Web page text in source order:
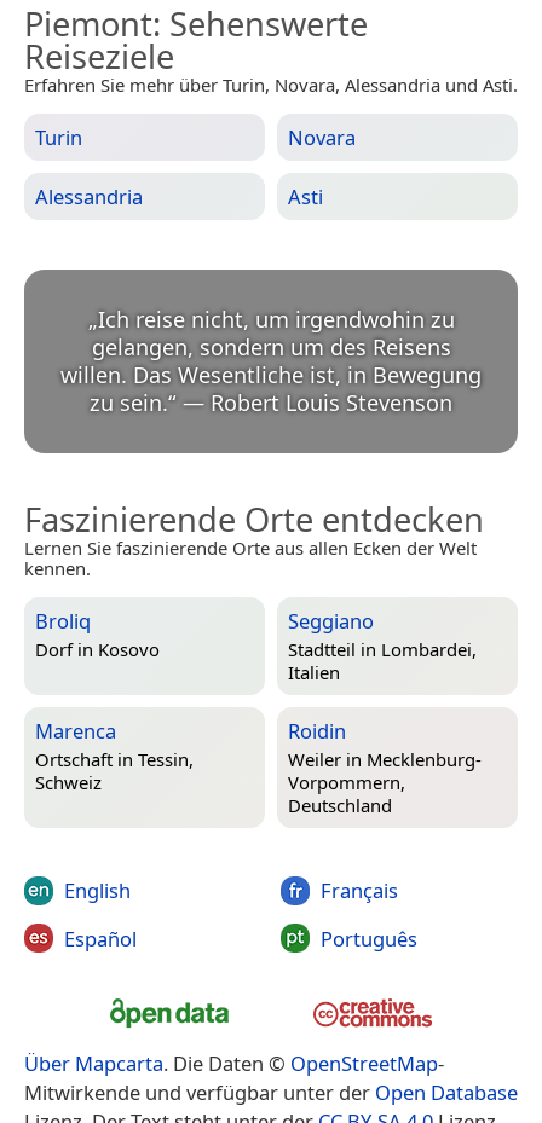
Piemont: Sehenswerte
Reiseziele
Erfahren Sie mehr über Turin, Novara, Alessandria und Asti.
Turin Novara
Alessandria Asti
„Ich reise nicht, um irgendwohin zu
gelangen, sondern um des Reisens
willen. Das Wesentliche ist, in Bewegung
zu sein.“ — Robert Louis Stevenson
Faszinierende Orte entdecken
Lernen Sie faszinierende Orte aus allen Ecken der Welt
kennen.
Broliq
Dorf in Kosovo
Seggiano
Stadtteil in Lombardei,
Italien
Marenca
Ortschaft in Tessin,
Schweiz
Roidin
Weiler in Mecklenburg-
Vorpommern,
Deutschland
English
Español
Français
Português
Über Mapcarta. Die Daten © OpenStreetMap-
Mitwirkende und verfügbar unter der Open Database